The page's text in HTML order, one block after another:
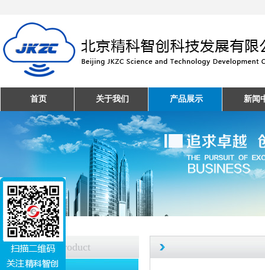
首页 关于我们 产品展示 新闻
产品中心 Product